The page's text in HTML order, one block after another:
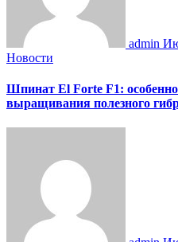
admin
Новости
Шпинат El Forte F1:
выращивания полезного